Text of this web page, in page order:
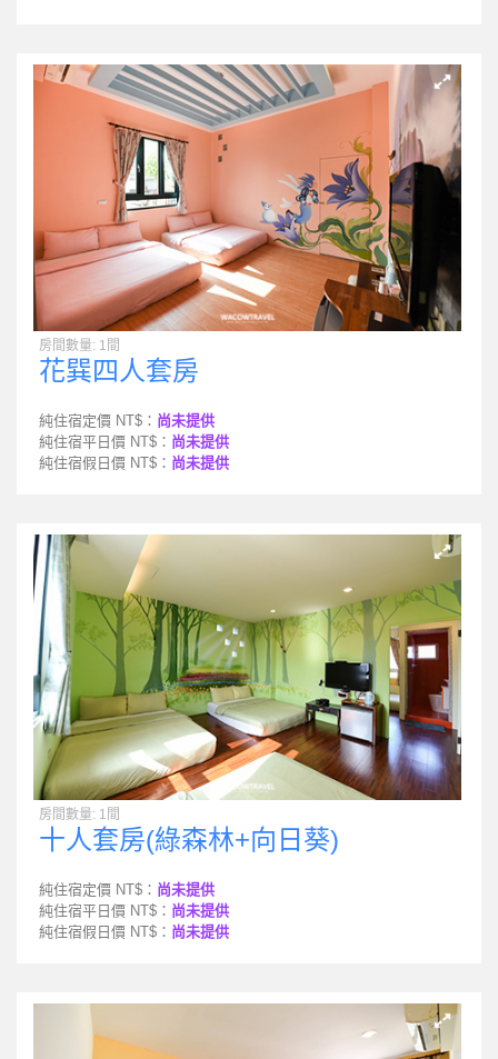
房間數量: 1間
花巽四人套房
純住宿定價 NT$： 尚未提供
純住宿平日價 NT$： 尚未提供
純住宿假日價 NT$： 尚未提供
房間數量: 1間
十人套房(綠森林+向日葵)
純住宿定價 NT$： 尚未提供
純住宿平日價 NT$： 尚未提供
純住宿假日價 NT$： 尚未提供